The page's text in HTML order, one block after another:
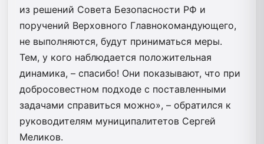
из решений Совета Безопасности РФ и
поручений Верховного Главнокомандующего,
не выполняются, будут приниматься меры.
Тем, у кого наблюдается положительная
динамика, – спасибо! Они показывают, что при
добросовестном подходе с поставленными
задачами справиться можно», – обратился к
руководителям муниципалитетов Сергей
Меликов.